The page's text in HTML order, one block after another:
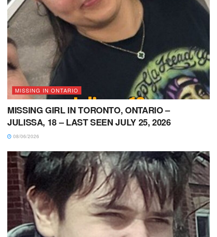
MISSING IN ONTARIO
MISSING GIRL IN TORONTO, ONTARIO –
JULISSA, 18 – LAST SEEN JULY 25, 2026
08/06/2026